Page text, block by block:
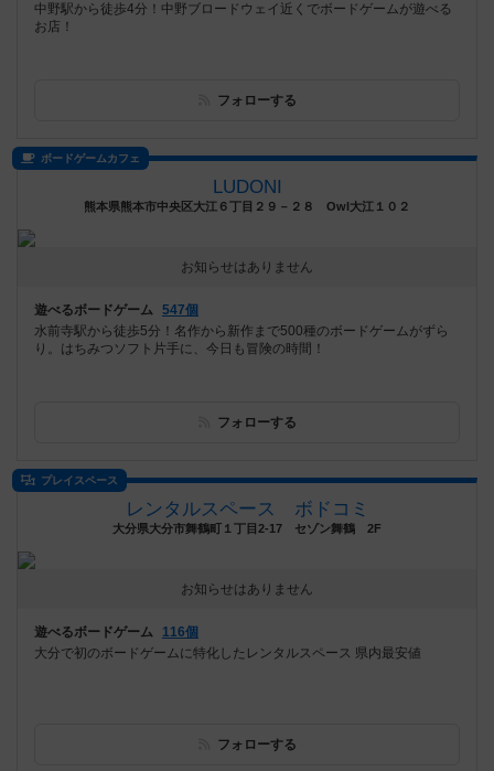
中野駅から徒歩4分！中野ブロードウェイ近くでボードゲームが遊べる
お店！
フォローする
ボードゲームカフェ
LUDONI
熊本県熊本市中央区大江６丁目２９－２８ Owl大江１０２
お知らせはありません
遊べるボードゲーム 547個
水前寺駅から徒歩5分！名作から新作まで500種のボードゲームがずら
り。はちみつソフト片手に、今日も冒険の時間！
フォローする
プレイスペース
レンタルスペース ボドコミ
大分県大分市舞鶴町１丁目2-17 セゾン舞鶴 2F
お知らせはありません
遊べるボードゲーム
116個
大分で初のボードゲームに特化したレンタルスペース 県内最安値
フォローする